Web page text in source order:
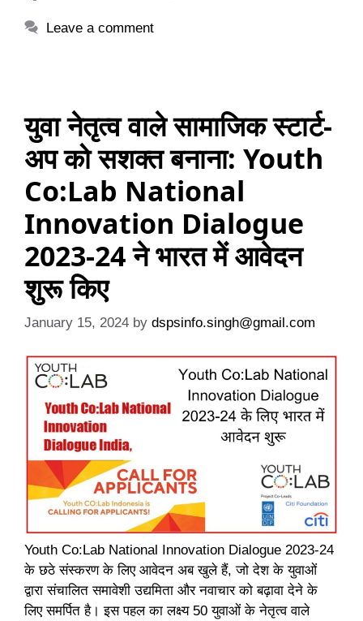
Leave a comment
युवा नेतृत्व वाले सामाजिक स्टार्ट-
अप को सशक्त बनाना: Youth
Co:Lab National
Innovation Dialogue
2023-24 ने भारत में आवेदन
शुरू किए
January 15, 2024 by dspsinfo.singh@gmail.com
Youth Co:Lab National Innovation Dialogue 2023-24
के छठे संस्करण के लिए आवेदन अब खुले हैं, जो देश के युवाओं
द्वारा संचालित समावेशी उद्यमिता और नवाचार को बढ़ावा देने के
लिए समर्पित है। इस पहल का लक्ष्य 50 युवाओं के नेतृत्व वाले